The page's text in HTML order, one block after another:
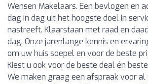
Wensen Makelaars. Een bevlogen en
dag in dag uit het hoogste doel in
nastreeft. Klaarstaan met raad en
dag. Onze jarenlange kennis en
om uw huis soepel en voor de beste
Kiest u ook voor de beste deal én
We maken graag een afspraak voor